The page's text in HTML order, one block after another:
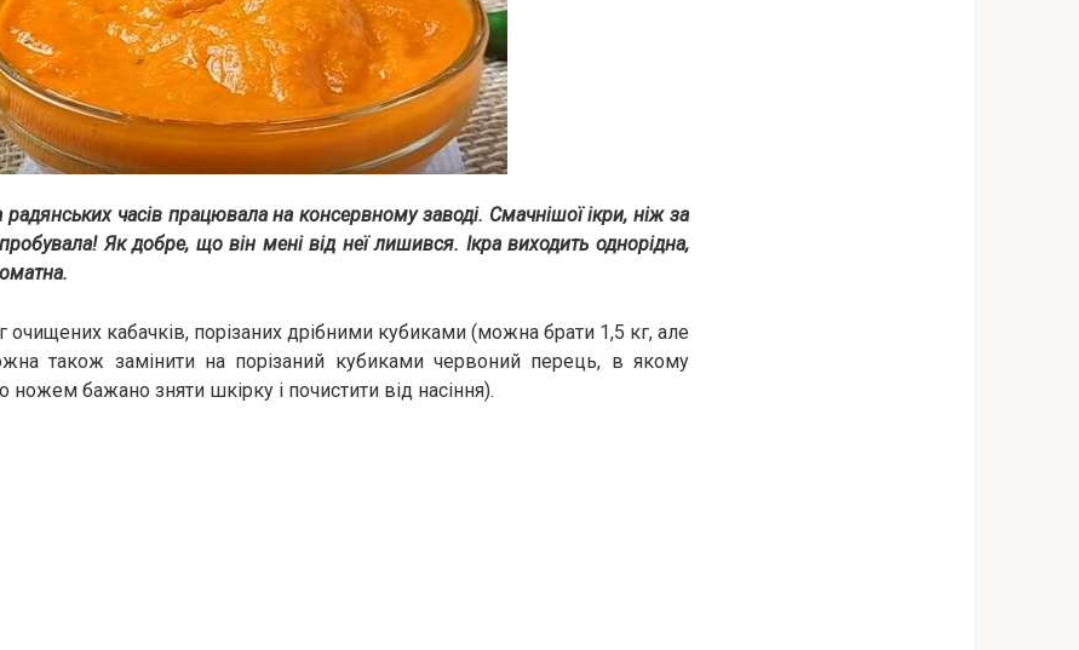
часів працювала на консервному заводі. Смачнішої ікри, ніж за
Як добре, що він мені від неї лишився. Ікра виходить однорідна,
кабачків, порізаних дрібними кубиками (можна брати 1,5 кг, але
також замінити на порізаний кубиками червоний перець, в якому
ножем бажано зняти шкірку і почистити від насіння).